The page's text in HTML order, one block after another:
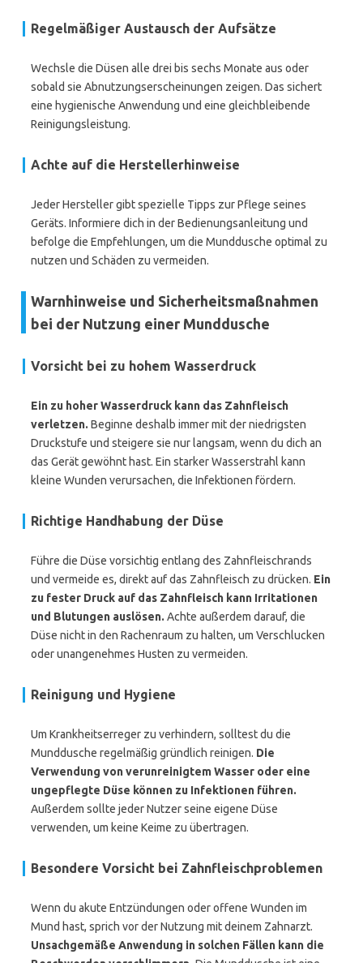
Regelmäßiger Austausch der Aufsätze
Wechsle die Düsen alle drei bis sechs Monate aus oder
sobald sie Abnutzungserscheinungen zeigen. Das sichert
eine hygienische Anwendung und eine gleichbleibende
Reinigungsleistung.
Achte auf die Herstellerhinweise
Jeder Hersteller gibt spezielle Tipps zur Pflege seines
Geräts. Informiere dich in der Bedienungsanleitung und
befolge die Empfehlungen, um die Munddusche optimal zu
nutzen und Schäden zu vermeiden.
Warnhinweise und Sicherheitsmaßnahmen
bei der Nutzung einer Munddusche
Vorsicht bei zu hohem Wasserdruck
Ein zu hoher Wasserdruck kann das Zahnfleisch
verletzen. Beginne deshalb immer mit der niedrigsten
Druckstufe und steigere sie nur langsam, wenn du dich an
das Gerät gewöhnt hast. Ein starker Wasserstrahl kann
kleine Wunden verursachen, die Infektionen fördern.
Richtige Handhabung der Düse
Führe die Düse vorsichtig entlang des Zahnfleischrands
und vermeide es, direkt auf das Zahnfleisch zu drücken. Ein
zu fester Druck auf das Zahnfleisch kann Irritationen
und Blutungen auslösen. Achte außerdem darauf, die
Düse nicht in den Rachenraum zu halten, um Verschlucken
oder unangenehmes Husten zu vermeiden.
Reinigung und Hygiene
Um Krankheitserreger zu verhindern, solltest du die
Munddusche regelmäßig gründlich reinigen. Die
Verwendung von verunreinigtem Wasser oder eine
ungepflegte Düse können zu Infektionen führen.
Außerdem sollte jeder Nutzer seine eigene Düse
verwenden, um keine Keime zu übertragen.
Besondere Vorsicht bei Zahnfleischproblemen
Wenn du akute Entzündungen oder offene Wunden im
Mund hast, sprich vor der Nutzung mit deinem Zahnarzt.
Unsachgemäße Anwendung in solchen Fällen kann die